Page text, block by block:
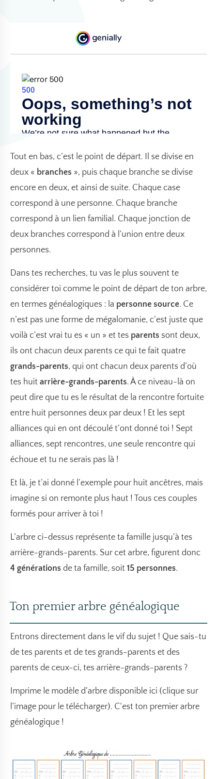
Tout en bas, c’est le point de départ. Il se divise en
deux « branches », puis chaque branche se divise
encore en deux, et ainsi de suite. Chaque case
correspond à une personne. Chaque branche
correspond à un lien familial. Chaque jonction de
deux branches correspond à l’union entre deux
personnes.
Dans tes recherches, tu vas le plus souvent te
considérer toi comme le point de départ de ton arbre,
en termes généalogiques : la personne source. Ce
n’est pas une forme de mégalomanie, c’est juste que
voilà c’est vrai tu es « un » et tes parents sont deux,
ils ont chacun deux parents ce qui te fait quatre
grands-parents, qui ont chacun deux parents d’où
tes huit arrière-grands-parents. À ce niveau-là on
peut dire que tu es le résultat de la rencontre fortuite
entre huit personnes deux par deux ! Et les sept
alliances qui en ont découlé t’ont donné toi ! Sept
alliances, sept rencontres, une seule rencontre qui
échoue et tu ne serais pas là !
Et là, je t’ai donné l’exemple pour huit ancêtres, mais
imagine si on remonte plus haut ! Tous ces couples
formés pour arriver à toi !
L’arbre ci-dessus représente ta famille jusqu’à tes
arrière-grands-parents. Sur cet arbre, figurent donc
4 générations de ta famille, soit 15 personnes.
Ton premier arbre généalogique
Entrons directement dans le vif du sujet ! Que sais-tu
de tes parents et de tes grands-parents et des
parents de ceux-ci, tes arrière-grands-parents ?
Imprime le modèle d’arbre disponible ici (clique sur
l’image pour le télécharger). C'est ton premier arbre
généalogique !